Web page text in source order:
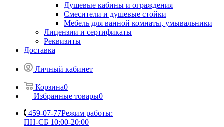
Душевые кабины и ограждения
Смесители и душевые стойки
Мебель для ванной комнаты, умывальники
Лицензии и сертификаты
Реквизиты
Доставка
Личный кабинет
Корзина0
Избранные товары0
459-07-77Режим работы:
ПН-СБ 10:00-20:00